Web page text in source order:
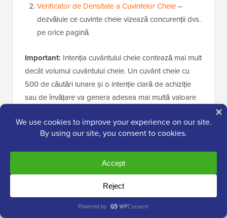
Verificator de Densitate a Cuvintelor Cheie–
dezvăluie ce cuvinte cheie vizează concurenții dvs.
pe orice pagină
Important: Intenția cuvântului cheie contează mai mult
decât volumul cuvântului cheie. Un cuvânt cheie cu
500 de căutări lunare și o intenție clară de achiziție
sau de învățare va genera adesea mai multă valoare
Google îl răspunde cu o prezentare generală AI.
Concentrați-vă pe cuvintele cheie pentru care
căutătorul trebuie să viziteze un site web pentru a
Pentru un ghid complet, consultați ghidul nostru
cum să faceți cercetare de cuvinte cheie